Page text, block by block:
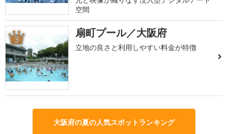
空間
3 扇町プール／大阪府
立地の良さと利用しやすい料金が特徴
大阪府の夏の人気スポットランキング